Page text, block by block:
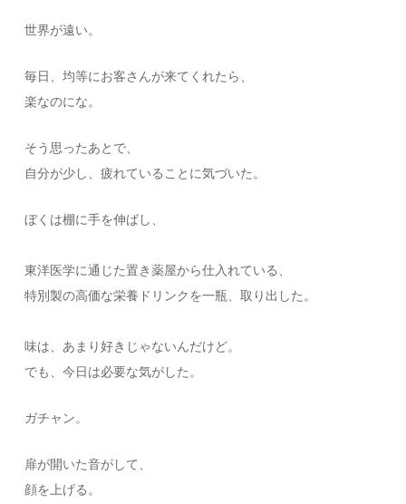
世界が遠い。
毎日、均等にお客さんが来てくれたら、
楽なのにな。
そう思ったあとで、
自分が少し、疲れていることに気づいた。
ぼくは棚に手を伸ばし、
東洋医学に通じた置き薬屋から仕入れている、
特別製の高価な栄養ドリンクを一瓶、取り出した。
味は、あまり好きじゃないんだけど。
でも、今日は必要な気がした。
ガチャン。
扉が開いた音がして、
顔を上げる。